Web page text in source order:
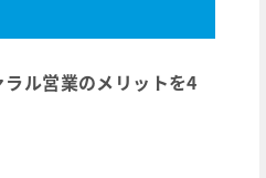
ル営業のメリットを4